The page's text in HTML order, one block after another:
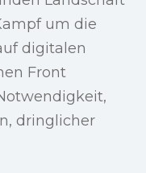
um die
digitalen
Front
dringlicher